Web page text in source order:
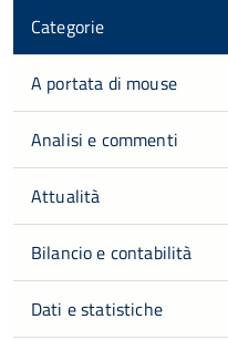
Categorie
A portata di mouse
Analisi e commenti
Attualità
Bilancio e contabilità
Dati e statistiche